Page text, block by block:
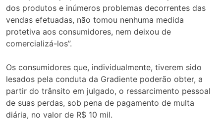
dos produtos e inúmeros problemas decorrentes das
vendas efetuadas, não tomou nenhuma medida
protetiva aos consumidores, nem deixou de
comercializá-los”.
Os consumidores que, individualmente, tiverem sido
lesados pela conduta da Gradiente poderão obter, a
partir do trânsito em julgado, o ressarcimento pessoal
de suas perdas, sob pena de pagamento de multa
diária, no valor de R$ 10 mil.